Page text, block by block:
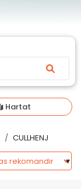
Hartat
CULLHENJ